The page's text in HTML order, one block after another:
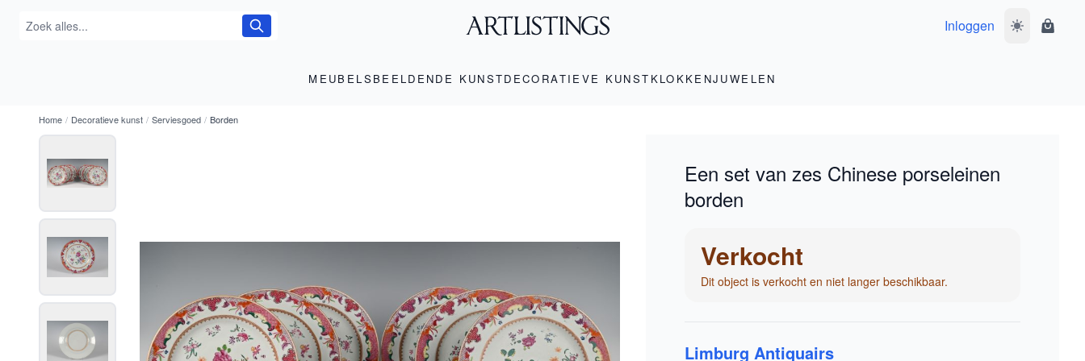
Inloggen Wissel
MEUBELS BEELDENDE KUNSTDECORATIEVE KUNST KLOKKENJUWELEN
Home / Decoratieve kunst / Serviesgoed / Borden
Een set van zes Chinese porseleinen
borden
Verkocht
Dit object is verkocht en niet langer beschikbaar.
Limburg Antiquairs